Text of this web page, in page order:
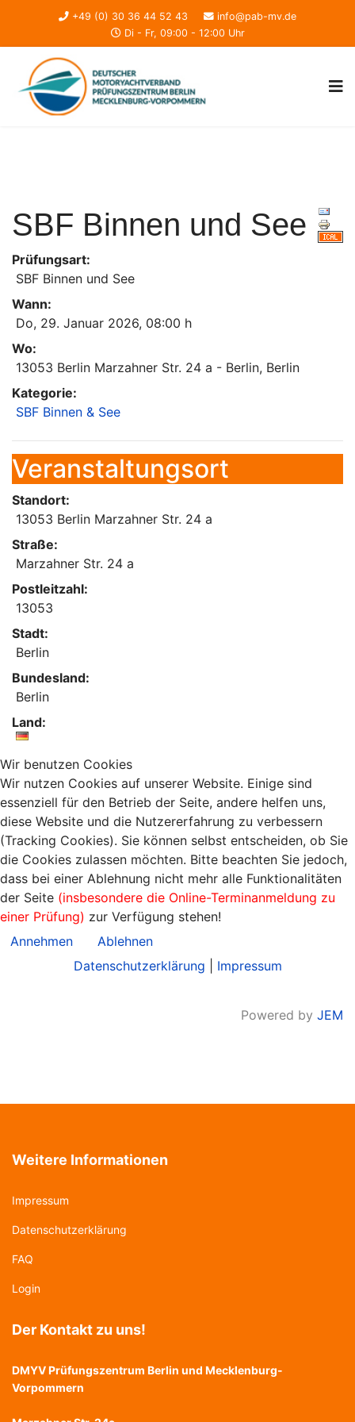
+49 (0) 30 36 44 52 43
info@pab-mv.de
Di - Fr, 09:00 - 12:00 Uhr
SBF Binnen und See
Prüfungsart:
SBF Binnen und See
Wann:
Do, 29. Januar 2026, 08:00 h
Wo:
13053 Berlin Marzahner Str. 24 a - Berlin, Berlin
Kategorie:
SBF Binnen & See
Veranstaltungsort
Standort:
13053 Berlin Marzahner Str. 24 a
Straße:
Marzahner Str. 24 a
Postleitzahl:
13053
Stadt:
Berlin
Bundesland:
Berlin
Land:
Powered by JEM
Weitere Informationen
Impressum
Datenschutzerklärung
FAQ
Login
Der Kontakt zu uns!
DMYV Prüfungszentrum Berlin und Mecklenburg-
Vorpommern
Wir benutzen Cookies
Wir nutzen Cookies auf unserer Website. Einige sind
essenziell für den Betrieb der Seite, andere helfen uns,
diese Website und die Nutzererfahrung zu verbessern
(Tracking Cookies). Sie können selbst entscheiden, ob Sie
die Cookies zulassen möchten. Bitte beachten Sie jedoch,
dass bei einer Ablehnung nicht mehr alle Funktionalitäten
der Seite (insbesondere die Online-Terminanmeldung zu
einer Prüfung) zur Verfügung stehen!
Annehmen
Ablehnen
Datenschutzerklärung
Impressum